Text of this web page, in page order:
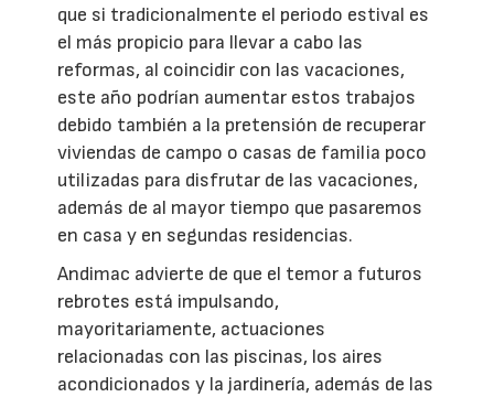
que si tradicionalmente el periodo estival es
el más propicio para llevar a cabo las
reformas, al coincidir con las vacaciones,
este año podrían aumentar estos trabajos
debido también a la pretensión de recuperar
viviendas de campo o casas de familia poco
utilizadas para disfrutar de las vacaciones,
además de al mayor tiempo que pasaremos
en casa y en segundas residencias.
Andimac advierte de que el temor a futuros
rebrotes está impulsando,
mayoritariamente, actuaciones
relacionadas con las piscinas, los aires
acondicionados y la jardinería, además de las